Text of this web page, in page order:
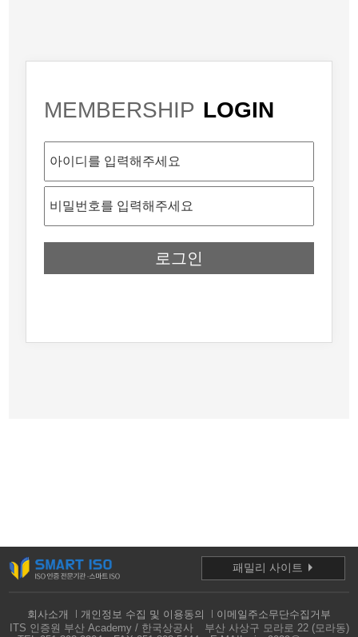
MEMBERSHIP LOGIN
로그인
회사소개 개인정보 수집 및 이용동의
이메일주소무단수집거부
ITS 인증원 부산 Academy / 한국상공사
부산 사상구 모라로 22 (모라동)
패밀리 사이트